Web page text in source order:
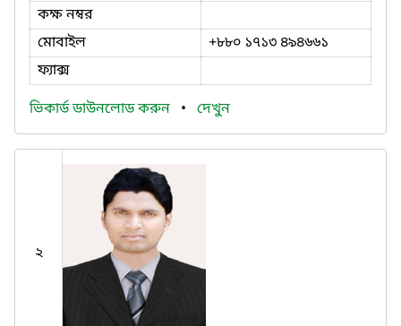
কক্ষ নম্বর
মোবাইল
+৮৮০ ১৭১৩ ৪৯৪৬৬১
ফ্যাক্স
ভিকার্ড ডাউনলোড করুন • দেখুন
২